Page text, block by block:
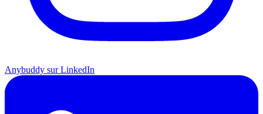
Anybuddy sur LinkedIn